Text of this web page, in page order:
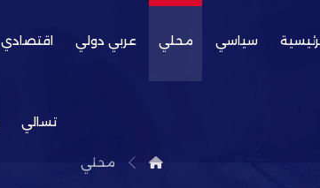
سياسي محلي عربي دولي اقتصادي
تسالي
محلي